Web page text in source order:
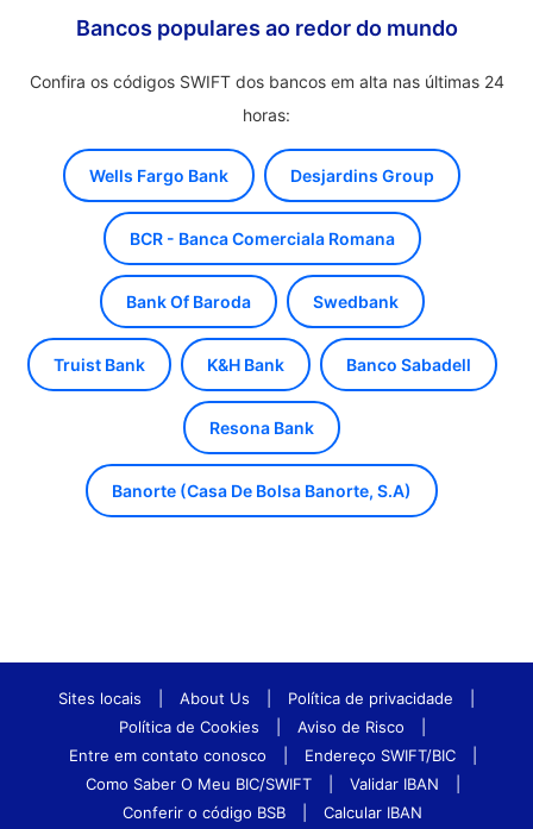
Bancos populares ao redor do mundo
Confira os códigos SWIFT dos bancos em alta nas últimas 24
horas:
Wells Fargo Bank Desjardins Group
BCR - Banca Comerciala Romana
Bank Of Baroda Swedbank
Truist Bank K&H Bank Banco Sabadell
Resona Bank
Banorte (Casa De Bolsa Banorte, S.A)
Sites locais About Us Política de privacidade
Política de Cookies
Aviso de Risco
Entre em contato conosco
Endereço SWIFT/BIC
Como Saber O Meu BIC/SWIFT
Validar IBAN
Conferir o código BSB
Calcular IBAN